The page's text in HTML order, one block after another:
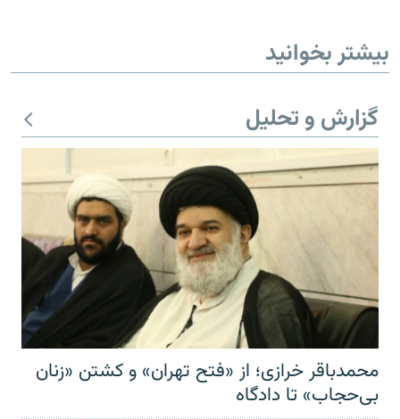
بیشتر بخوانید
گزارش و تحلیل
محمدباقر خرازی؛ از «فتح تهران» و کشتن «زنان
بی‌حجاب» تا دادگاه